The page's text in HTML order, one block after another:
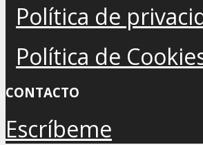
Política de
Política de
CONTACTO
Escríbeme